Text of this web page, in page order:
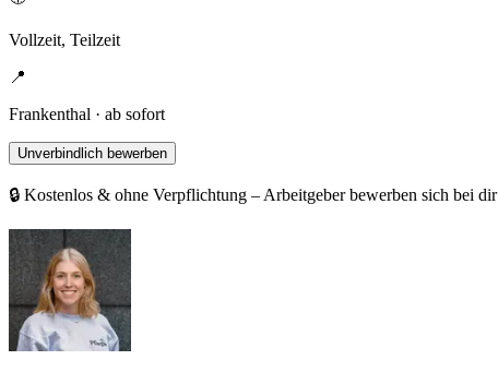
Vollzeit, Teilzeit
📍
Frankenthal · ab sofort
Unverbindlich bewerben
🔒 Kostenlos & ohne Verpflichtung – Arbeitgeber bewerben sich bei dir